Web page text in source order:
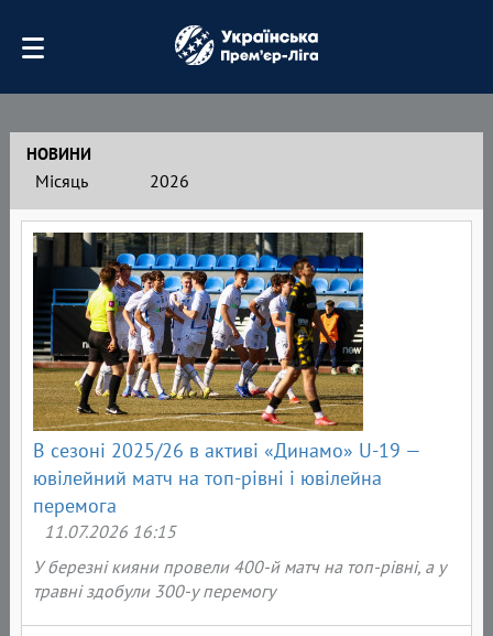
НОВИНИ
Місяць 2026
В сезоні 2025/26 в активі «Динамо» U-19 —
ювілейний матч на топ-рівні і ювілейна
перемога
11.07.2026 16:15
У березні кияни провели 400-й матч на топ-рівні, а у
травні здобули 300-у перемогу